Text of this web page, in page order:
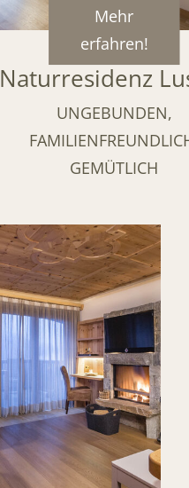
Mehr
erfahren!
Naturresidenz
UNGEBUNDEN,
GEMÜTLICH